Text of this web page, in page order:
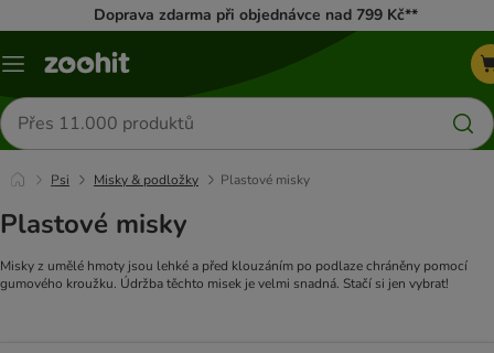
Doprava zdarma při objednávce nad 799 Kč**
Menu
Hledat
produkty
Psi Misky & podložky Plastové misky
Plastové misky
Misky z umělé hmoty jsou lehké a před klouzáním po podlaze chráněny pomocí
gumového kroužku. Údržba těchto misek je velmi snadná. Stačí si jen vybrat!